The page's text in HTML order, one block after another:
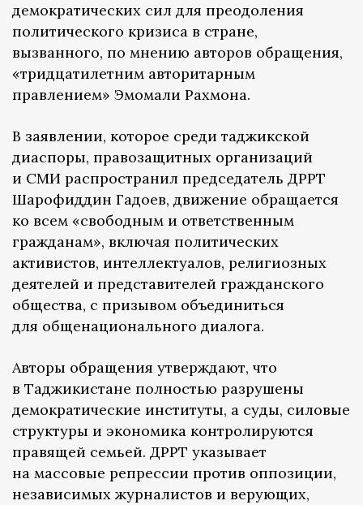
демократических сил для преодоления
политического кризиса в стране,
вызванного, по мнению авторов обращения,
«тридцатилетним авторитарным
правлением» Эмомали Рахмона.
В заявлении, которое среди таджикской
диаспоры, правозащитных организаций
и СМИ распространил председатель ДРРТ
Шарофиддин Гадоев, движение обращается
ко всем «свободным и ответственным
гражданам», включая политических
активистов, интеллектуалов, религиозных
деятелей и представителей гражданского
общества, с призывом объединиться
для общенационального диалога.
Авторы обращения утверждают, что
в Таджикистане полностью разрушены
демократические институты, а суды, силовые
структуры и экономика контролируются
правящей семьей. ДРРТ указывает
на массовые репрессии против оппозиции,
независимых журналистов и верующих,